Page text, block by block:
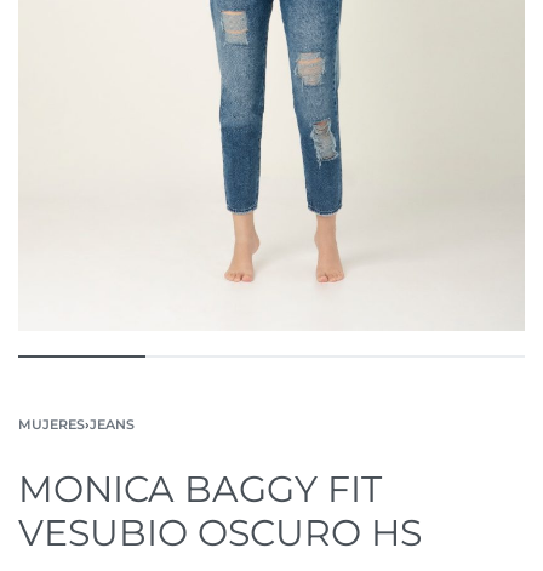
MUJERES›JEANS
MONICA BAGGY FIT
VESUBIO OSCURO HS